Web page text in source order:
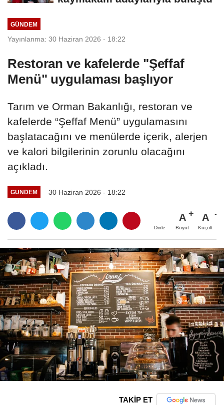
GÜNDEM
Yayınlanma: 30 Haziran 2026 - 18:22
Restoran ve kafelerde "Şeffaf
Menü" uygulaması başlıyor
Tarım ve Orman Bakanlığı, restoran ve
kafelerde “Şeffaf Menü” uygulamasını
başlatacağını ve menülerde içerik, alerjen
ve kalori bilgilerinin zorunlu olacağını
açıkladı.
GÜNDEM 30 Haziran 2026 - 18:22
Dinle
A
Büyüt
A
Küçült
TAKİP ET